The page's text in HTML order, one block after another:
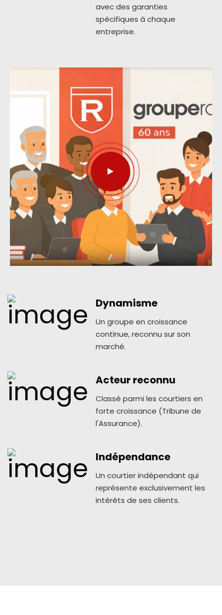
avec des garanties
spécifiques à chaque
entreprise.
Dynamisme
Un groupe en croissance
continue, reconnu sur son
marché.
Acteur reconnu
Classé parmi les courtiers en
forte croissance (Tribune de
l'Assurance).
Indépendance
Un courtier indépendant qui
représente exclusivement les
intérêts de ses clients.